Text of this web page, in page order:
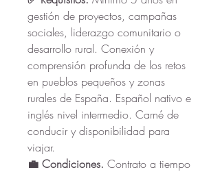
gestión de proyectos, campañas
sociales, liderazgo comunitario o
desarrollo rural. Conexión y
comprensión profunda de los retos
en pueblos pequeños y zonas
rurales de España. Español nativo e
inglés nivel intermedio. Carné de
conducir y disponibilidad para
viajar.
💼 Condiciones. Contrato a tiempo